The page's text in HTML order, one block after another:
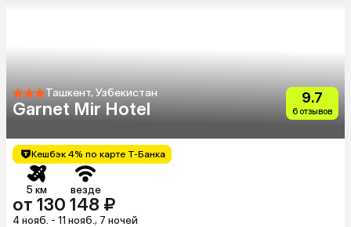
Ташкент, Узбекистан
Garnet Mir Hotel
9.7
6 отзывов
Кешбэк 4% по карте Т-Банка
5 км везде
от 130 148 ₽
4 нояб. - 11 нояб., 7 ночей